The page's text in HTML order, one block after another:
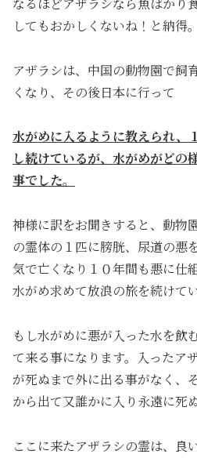
してもおかしくないね！と納得。
アザラシは、中国の動物園で飼
くなり、その後日本に行って
水がめに入るように教えられ、
し続けているが、水がめがどの
事でした。
神様に訳をお聞きすると、動物
の霊体の１匹に膀胱、尿道の悪
気で亡くなり１０年間も悪に仕
水がめ求めて放浪の旅を続けて
もし水がめに悪が入った水を飲
て来る事になります。入ったア
が死ぬまで外に出る事がなく、
から出て又誰かに入り永遠に死
ここに来たアザラシの霊は、良